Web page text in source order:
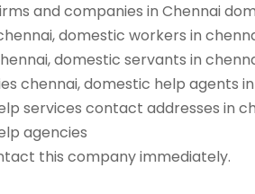
and companies in Chennai
domestic workers in
domestic servants in
chennai, domestic help agents
services contact addresses in
agencies
this company immediately.